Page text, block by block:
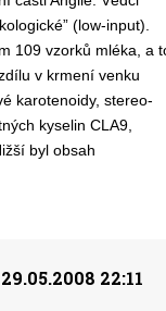
(low-input).
109 vzorků mléka, a
v krmení venku
karotenoidy, stereo-
kyselin CLA9,
byl obsah
22:11